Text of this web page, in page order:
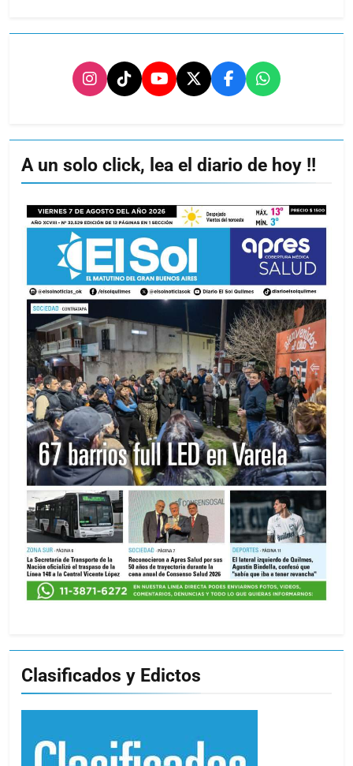
A un solo click, lea el diario de hoy !!
Clasificados y Edictos